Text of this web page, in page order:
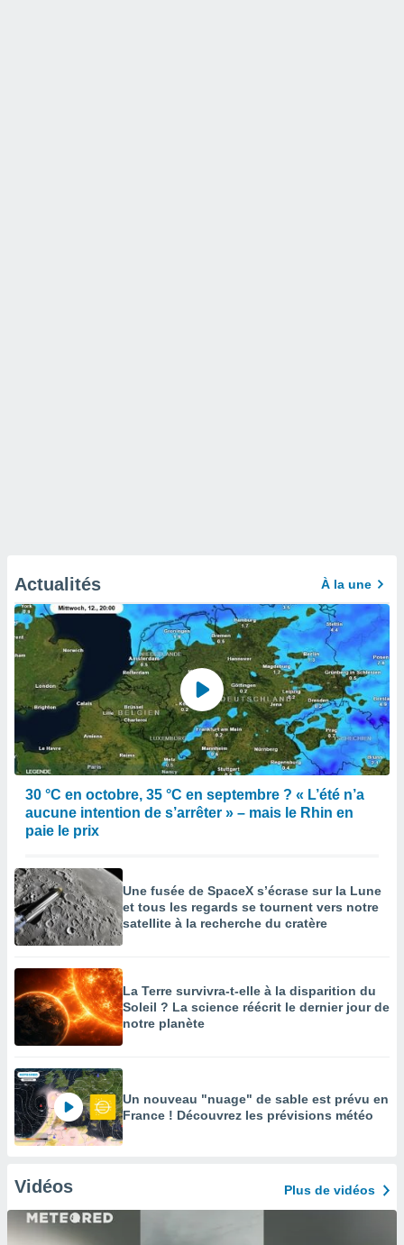
Actualités À la une
30 °C en octobre, 35 °C en septembre ? « L’été n’a
aucune intention de s’arrêter » – mais le Rhin en
paie le prix
Une fusée de SpaceX s’écrase sur la Lune
et tous les regards se tournent vers notre
satellite à la recherche du cratère
La Terre survivra-t-elle à la disparition du
Soleil ? La science réécrit le dernier jour de
notre planète
Un nouveau "nuage" de sable est prévu en
France ! Découvrez les prévisions météo
Vidéos Plus de vidéos